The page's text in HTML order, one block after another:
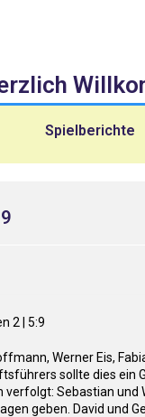
Spielberichte
Werner Eis,
sollte dies ein
Sebastian
geben. David und